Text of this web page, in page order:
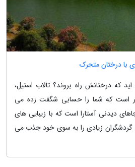
ای با درختان متحرک
که درختانش راه بروند؟ تالاب استیل،
است که شما را حسابی شگفت زده می
دیدنی آستارا است که با زیبایی های
گردشگران زیادی را به سوی خود جذب می